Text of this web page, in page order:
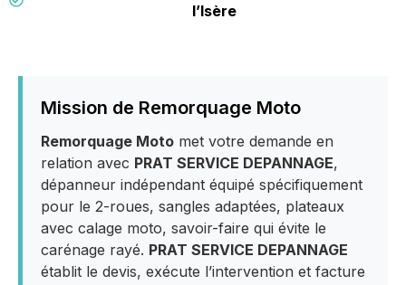
l’Isère
Mission de Remorquage Moto
Remorquage Moto met votre demande en
relation avec PRAT SERVICE DEPANNAGE,
dépanneur indépendant équipé spécifiquement
pour le 2-roues, sangles adaptées, plateaux
avec calage moto, savoir-faire qui évite le
carénage rayé. PRAT SERVICE DEPANNAGE
établit le devis, exécute l’intervention et facture